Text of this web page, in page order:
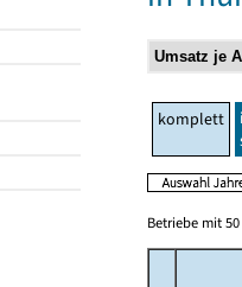
komplett
Betriebe mit